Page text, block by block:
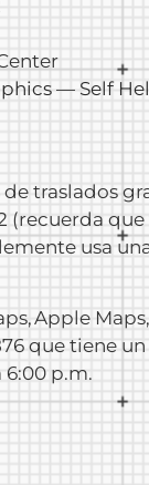
— Self
traslados
(recuerda
usa
Apple
que tiene
6:00 p.m.